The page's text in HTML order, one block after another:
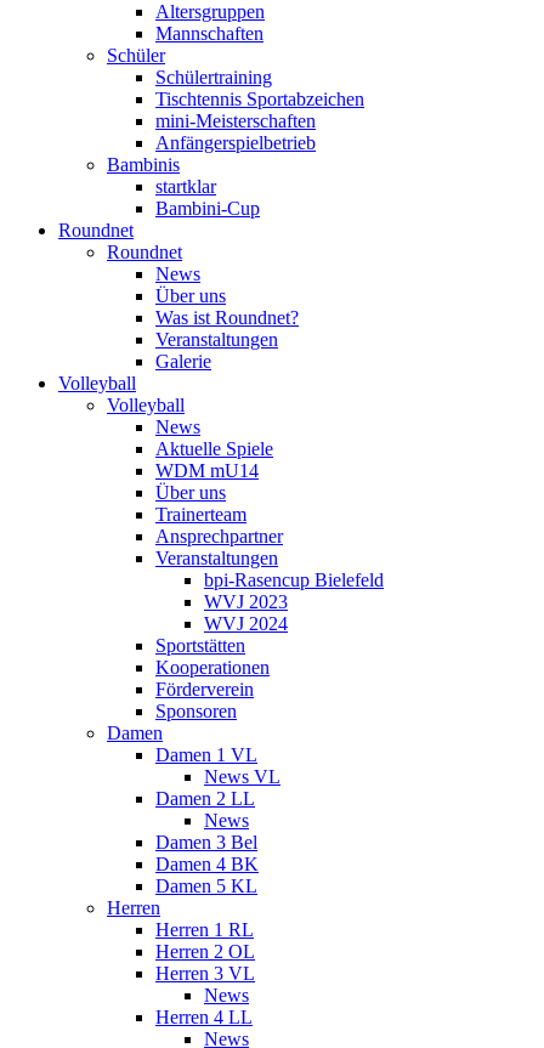
Altersgruppen
Mannschaften
Schüler
Schülertraining
Tischtennis Sportabzeichen
mini-Meisterschaften
Anfängerspielbetrieb
Bambinis
startklar
Bambini-Cup
Roundnet
Roundnet
News
Über uns
Was ist Roundnet?
Veranstaltungen
Galerie
Volleyball
Volleyball
News
Aktuelle Spiele
WDM mU14
Über uns
Trainerteam
Ansprechpartner
Veranstaltungen
bpi-Rasencup Bielefeld
WVJ 2023
WVJ 2024
Sportstätten
Kooperationen
Förderverein
Sponsoren
Damen
Damen 1 VL
News VL
Damen 2 LL
News
Damen 3 Bel
Damen 4 BK
Damen 5 KL
Herren
Herren 1 RL
Herren 2 OL
Herren 3 VL
News
Herren 4 LL
News